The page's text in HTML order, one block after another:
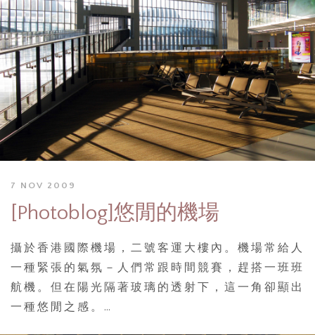
7 NOV 2009
[Photoblog]悠閒的機場
攝於香港國際機場，二號客運大樓內。機場常給人
一種緊張的氣氛－人們常跟時間競賽，趕搭一班班
航機。但在陽光隔著玻璃的透射下，這一角卻顯出
一種悠閒之感。…